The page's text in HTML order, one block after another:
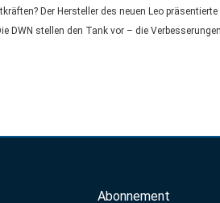
Der Hersteller des neuen Leo
DWN stellen den Tank vor – die
Abonnement